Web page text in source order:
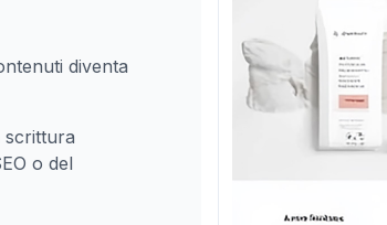
diventa
scrittura
o del